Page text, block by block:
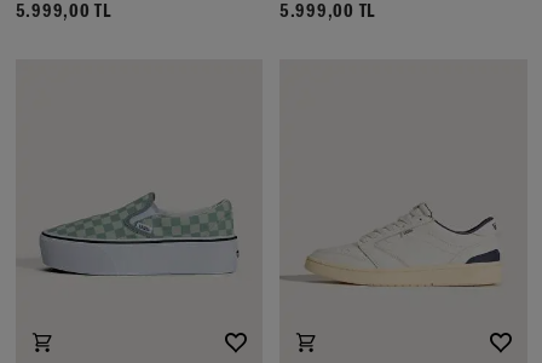
5.999,00 TL 5.999,00 TL